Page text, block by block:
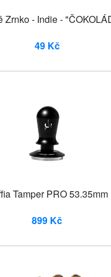
Zrnko - Indie -
49 Kč
Tamper PRO 53.35mm
899 Kč